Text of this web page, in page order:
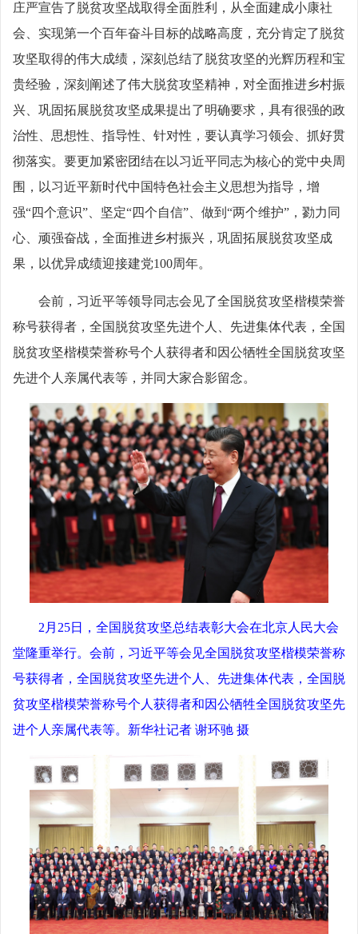
庄严宣告了脱贫攻坚战取得全面胜利，从全面建成小康社
会、实现第一个百年奋斗目标的战略高度，充分肯定了脱贫
攻坚取得的伟大成绩，深刻总结了脱贫攻坚的光辉历程和宝
贵经验，深刻阐述了伟大脱贫攻坚精神，对全面推进乡村振
兴、巩固拓展脱贫攻坚成果提出了明确要求，具有很强的政
治性、思想性、指导性、针对性，要认真学习领会、抓好贯
彻落实。要更加紧密团结在以习近平同志为核心的党中央周
围，以习近平新时代中国特色社会主义思想为指导，增
强“四个意识”、坚定“四个自信”、做到“两个维护”，勠力同
心、顽强奋战，全面推进乡村振兴，巩固拓展脱贫攻坚成
果，以优异成绩迎接建党100周年。
会前，习近平等领导同志会见了全国脱贫攻坚楷模荣誉
称号获得者，全国脱贫攻坚先进个人、先进集体代表，全国
脱贫攻坚楷模荣誉称号个人获得者和因公牺牲全国脱贫攻坚
先进个人亲属代表等，并同大家合影留念。
2月25日，全国脱贫攻坚总结表彰大会在北京人民大会
堂隆重举行。会前，习近平等会见全国脱贫攻坚楷模荣誉称
号获得者，全国脱贫攻坚先进个人、先进集体代表，全国脱
贫攻坚楷模荣誉称号个人获得者和因公牺牲全国脱贫攻坚先
进个人亲属代表等。新华社记者 谢环驰 摄